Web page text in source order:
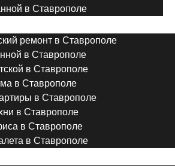
в Ставрополе
ремонт в Ставрополе
в Ставрополе
в Ставрополе
в Ставрополе
в Ставрополе
в Ставрополе
в Ставрополе
в Ставрополе